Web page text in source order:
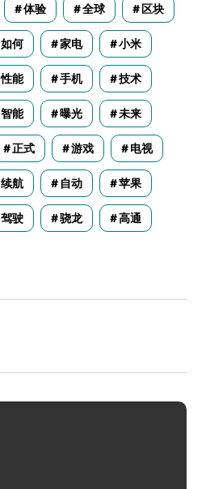
体验 全球 区块
如何 家电 小米
性能 手机 技术
智能 曝光 未来
正式 游戏 电视
续航 自动 苹果
驾驶 骁龙 高通